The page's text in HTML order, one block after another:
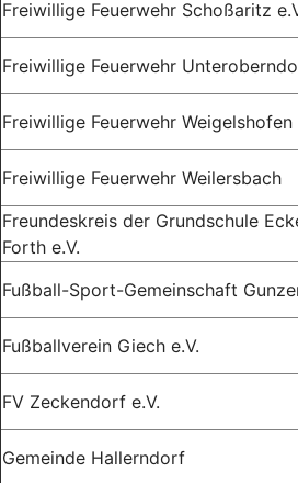
Freiwillige Feuerwehr Schoßaritz
Freiwillige Feuerwehr
Freiwillige Feuerwehr Weigelshofen
Freiwillige Feuerwehr Weilersbach
Freundeskreis der Grundschule
Forth e.V.
Fußball-Sport-Gemeinschaft
Fußballverein Giech e.V.
FV Zeckendorf e.V.
Gemeinde Hallerndorf